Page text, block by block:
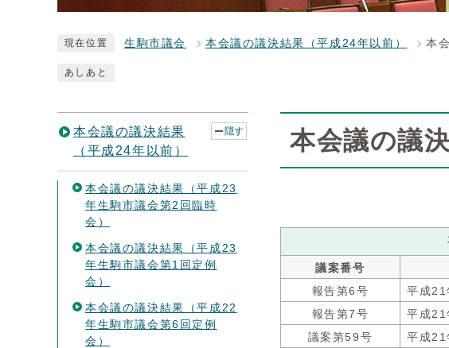
現在位置 生駒市議会 本会議の議決結果（平成24年以前） 本
あしあと
本会議の議
議案番号
報告第6号
平成21
報告第7号
平成21
議案第59号
平成21
本会議の議決結果
（平成24年以前）
隠す
本会議の議決結果（平成23
年生駒市議会第2回臨時
会）
本会議の議決結果（平成23
年生駒市議会第1回定例
会）
本会議の議決結果（平成22
年生駒市議会第6回定例
会）